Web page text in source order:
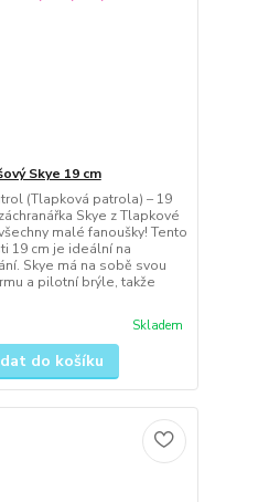
Skye 19 cm
(Tlapková patrola) – 19
Skye z Tlapkové
malé fanoušky! Tento
19 cm je ideální na
Skye má na sobě svou
a pilotní brýle, takže
Skladem
do košíku